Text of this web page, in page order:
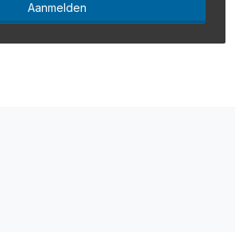
Aanmelden